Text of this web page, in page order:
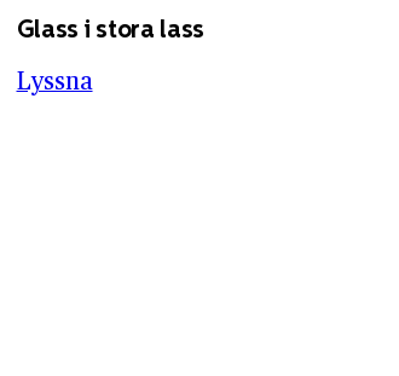
Glass i stora lass
Lyssna